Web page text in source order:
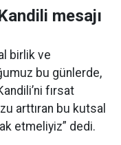
mesajı
birlik ve
bu günlerde,
fırsat
arttıran bu kutsal
etmeliyiz” dedi.